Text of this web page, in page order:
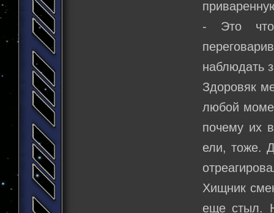
- Это что
наблюдать
Здоровяк
любой
почему их
ели, тоже.
Хищник
еще стыл.